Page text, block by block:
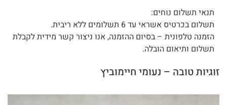
תנאי תשלום נוחים:
תשלום בכרטיס אשראי עד 6 תשלומים ללא ריבית.
הזמנה טלפונית – בסיום ההזמנה, אנו ניצור קשר מידית לקבלת
תשלום ותיאום הובלה.
זוגיות טובה – נעומי חיימוביץ